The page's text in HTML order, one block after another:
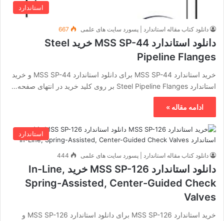
استاندارد
دانلود کتاب مقاله استاندارد | پسورد سایت های علمی 667
دانلود استاندارد MSS SP-44 خرید Steel
Pipeline Flanges
خرید استاندارد MSS SP-44 برای دانلود استاندارد MSS SP-44 و خرید
استاندارد Steel Pipeline Flanges بر روی کلید خرید در انتهای صفحه…
ادامه مقاله »
استاندارد
دانلود کتاب مقاله استاندارد | پسورد سایت های علمی 444
دانلود استاندارد MSS SP-126 خرید In-Line,
Spring-Assisted, Center-Guided Check
Valves
خرید استاندارد MSS SP-126 برای دانلود استاندارد MSS SP-126 و